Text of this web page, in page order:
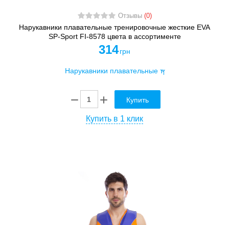
Отзывы (0)
Нарукавники плавательные тренировочные жесткие EVA
SP-Sport FI-8578 цвета в ассортименте
314 грн
Купить
Купить в 1 клик